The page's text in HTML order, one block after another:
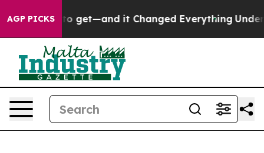
AGP PICKS
Easy to get—and it Changed Everything Under the